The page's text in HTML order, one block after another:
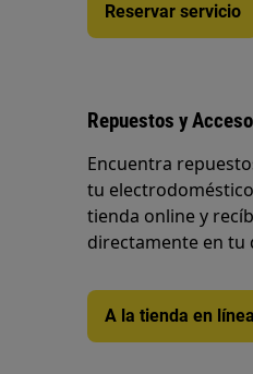
Reservar servicio
Repuestos y
Encuentra
tu
tienda online y
directamente en tu
A la tienda en línea